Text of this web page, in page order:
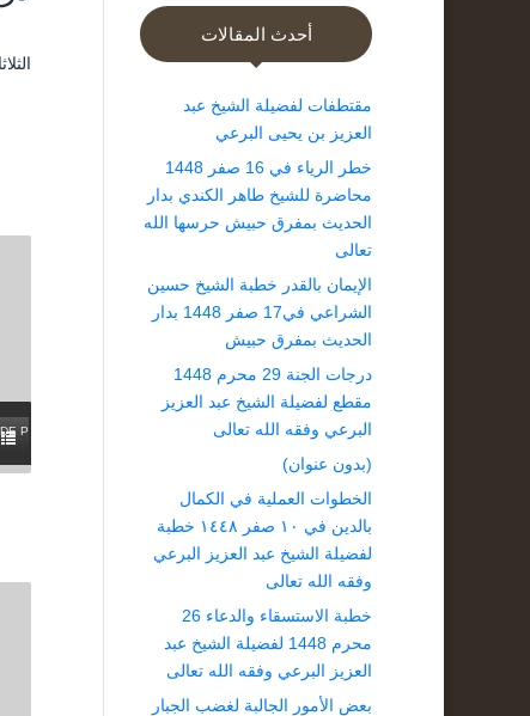
الثلاثاء ۲۸ شوال ۱٤۳۷ هـ الموافق
PLAYLIST
أحدث المقالات
مقتطفات لفضيلة الشيخ عبد
العزيز بن يحيى البرعي
خطر الرياء في 16 صفر 1448
محاضرة للشيخ طاهر الكندي بدار
الحديث بمفرق حبيش حرسها الله
تعالى
الإيمان بالقدر خطبة الشيخ حسين
الشراعي في17 صفر 1448 بدار
الحديث بمفرق حبيش
درجات الجنة 29 محرم 1448
مقطع لفضيلة الشيخ عبد العزيز
البرعي وفقه الله تعالى
(بدون عنوان)
الخطوات العملية في الكمال
بالدين في ١٠ صفر ١٤٤٨ خطبة
لفضيلة الشيخ عبد العزيز البرعي
وفقه الله تعالى
خطبة الاستسقاء والدعاء 26
محرم 1448 لفضيلة الشيخ عبد
العزيز البرعي وفقه الله تعالى
بعض الأمور الجالبة لغضب الجبار